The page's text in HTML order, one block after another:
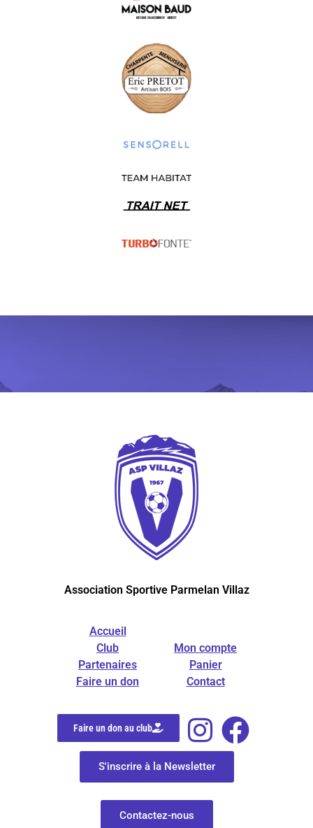
Association Sportive Parmelan Villaz
Accueil
Club
Partenaires
Faire un don
Mon compte
Panier
Contact
Faire un don au club
S'inscrire à la Newsletter
Contactez-nous